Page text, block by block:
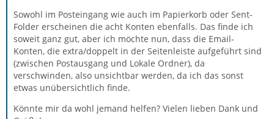
Sowohl im Posteingang wie auch im Papierkorb oder Sent-
Folder erscheinen die acht Konten ebenfalls. Das finde ich
soweit ganz gut, aber ich möchte nun, dass die Email-
Konten, die extra/doppelt in der Seitenleiste aufgeführt sind
(zwischen Postausgang und Lokale Ordner), da
verschwinden, also unsichtbar werden, da ich das sonst
etwas unübersichtlich finde.
Könnte mir da wohl jemand helfen? Vielen lieben Dank und